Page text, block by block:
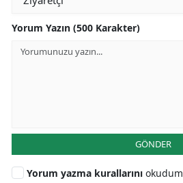
Yorum Yazın (500 Karakter)
GÖNDER
Yorum yazma kurallarını